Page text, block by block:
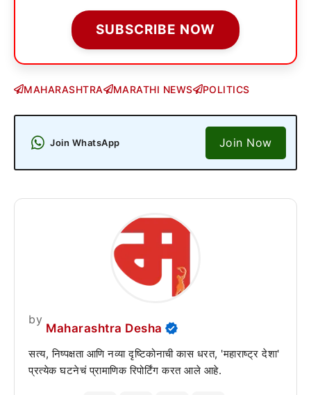
SUBSCRIBE NOW
MAHARASHTRA MARATHI NEWS POLITICS
Join WhatsApp Join Now
by
Maharashtra Desha
सत्य, निष्पक्षता आणि नव्या दृष्टिकोनाची कास धरत, 'महाराष्ट्र देशा'
प्रत्येक घटनेचं प्रामाणिक रिपोर्टिंग करत आले आहे.